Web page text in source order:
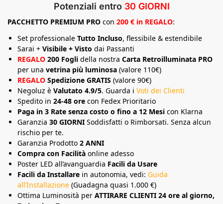
Potenziali entro 30 GIORNI
PACCHETTO PREMIUM PRO con 200 € in REGALO:
Set professionale Tutto Incluso, flessibile & estendibile
Sarai + Visibile + Visto dai Passanti
REGALO 200 Fogli della nostra Carta Retroilluminata PRO
per una vetrina più luminosa (valore 110€)
REGALO Spedizione GRATIS (valore 90€)
Negoluz è Valutato 4.9/5. Guarda i Voti dei Clienti
Spedito in 24-48 ore con Fedex Prioritario
Paga in 3 Rate senza costo o fino a 12 Mesi con Klarna
Garanzia 30 GIORNI Soddisfatti o Rimborsati. Senza alcun
rischio per te.
Garanzia Prodotto 2 ANNI
Compra con Facilità online adesso
Poster LED all’avanguardia Facili da Usare
Facili da Installare in autonomia, vedi: Guida
all’Installazione (Guadagna quasi 1.000 €)
Ottima Luminosità per ATTIRARE CLIENTI 24 ore al giorno,